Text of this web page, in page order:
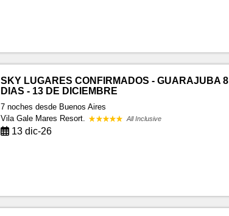
SKY LUGARES CONFIRMADOS - GUARAJUBA 8
DIAS - 13 DE DICIEMBRE
7 noches desde Buenos Aires
Vila Gale Mares Resort.
All Inclusive
13 dic-26